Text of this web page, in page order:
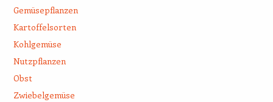
Gemüsepflanzen
Kartoffelsorten
Kohlgemüse
Nutzpflanzen
Obst
Zwiebelgemüse